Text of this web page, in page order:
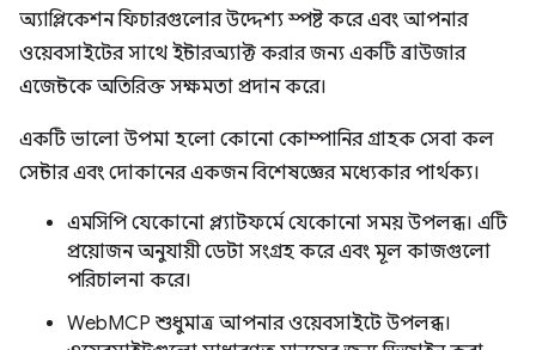
অ্যাপ্লিকেশন ফিচারগুলোর উদ্দেশ্য স্পষ্ট করে এবং আপনার
ওয়েবসাইটের সাথে ইন্টারঅ্যাক্ট করার জন্য একটি ব্রাউজার
এজেন্টকে অতিরিক্ত সক্ষমতা প্রদান করে।
একটি ভালো উপমা হলো কোনো কোম্পানির গ্রাহক সেবা কল
সেন্টার এবং দোকানের একজন বিশেষজ্ঞের মধ্যেকার পার্থক্য।
এমসিপি যেকোনো প্ল্যাটফর্মে যেকোনো সময় উপলব্ধ। এটি
প্রয়োজন অনুযায়ী ডেটা সংগ্রহ করে এবং মূল কাজগুলো
পরিচালনা করে।
WebMCP শুধুমাত্র আপনার ওয়েবসাইটে উপলব্ধ।